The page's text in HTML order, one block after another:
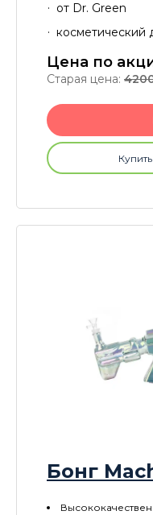
от Dr. Green
косметический
Цена по
Старая цена:
Бонг